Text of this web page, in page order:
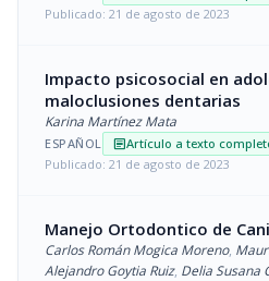
Publicado: 21 de agosto de 2023
Impacto psicosocial en
maloclusiones dentarias
Karina Martínez Mata
ESPAÑOL articleArtículo a texto
Publicado: 21 de agosto de 2023
Manejo Ortodontico de
Carlos Román Mogica Moreno,
Alejandro Goytia Ruiz, Delia Susana